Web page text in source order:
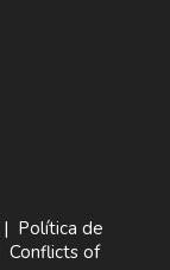
| Política de
Conflicts of